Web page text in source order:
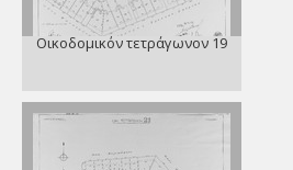
Οικοδομικόν τετράγωνον 19